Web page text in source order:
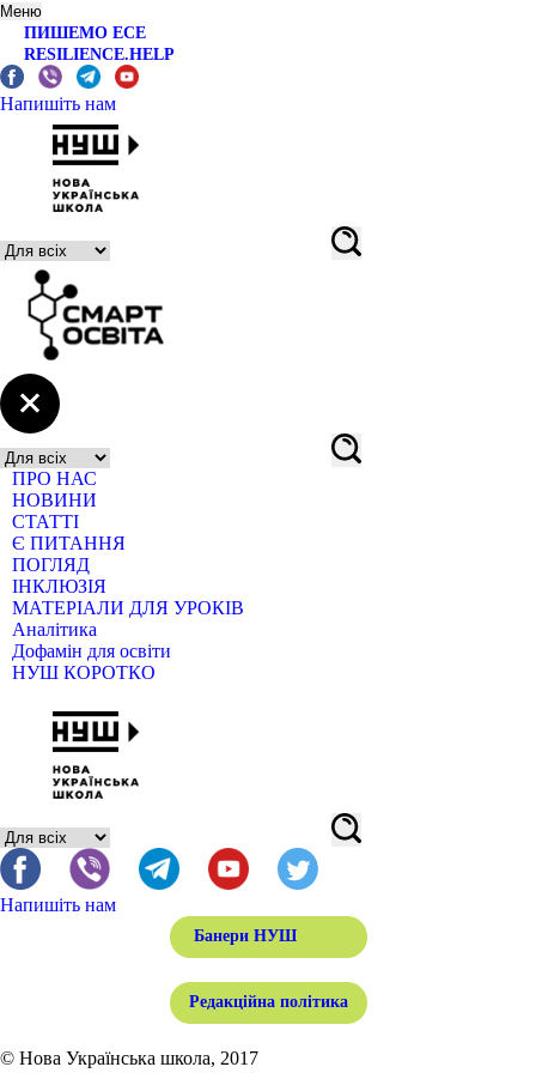
Меню
ПИШЕМО ЕСЕ
RESILIENCE.HELP
Напишіть нам
ПРО НАС
НОВИНИ
СТАТТІ
Є ПИТАННЯ
ПОГЛЯД
ІНКЛЮЗІЯ
МАТЕРІАЛИ ДЛЯ УРОКІВ
Аналітика
Дофамін для освіти
НУШ КОРОТКО
Напишіть нам
Банери НУШ
Редакційна політика
© Нова Українська школа, 2017